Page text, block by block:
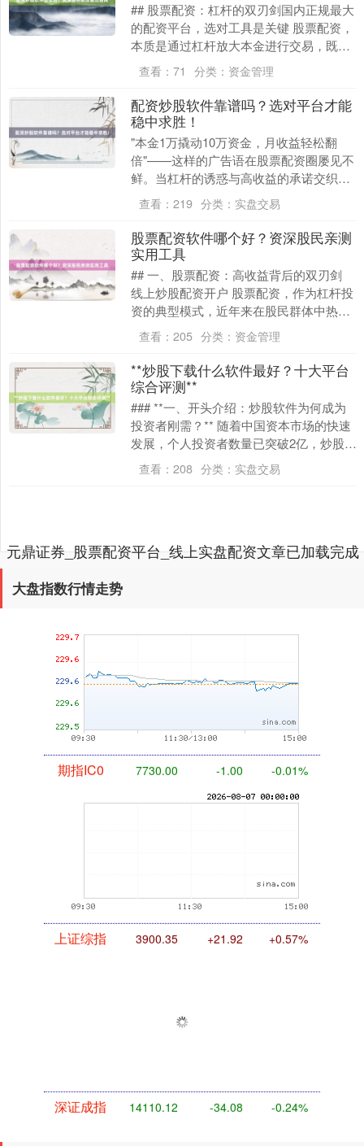
## 股票配资：杠杆的双刃剑国内正规最大
的配资平台，选对工具是关键 股票配资，
本质是通过杠杆放大本金进行交易，既能
放大收益，也可能加速亏损。2023年A股
市场日....
查看： 71 分类： 资金管理
配资炒股软件靠谱吗？选对平台才能
稳中求胜！
"本金1万撬动10万资金，月收益轻松翻
倍"——这样的广告语在股票配资圈屡见不
鲜。当杠杆的诱惑与高收益的承诺交织，
许多投资者既心动又忐忑：股票配资究竟
是财富加速器....
查看： 219 分类： 实盘交易
股票配资软件哪个好？资深股民亲测
实用工具
## 一、股票配资：高收益背后的双刃剑
线上炒股配资开户 股票配资，作为杠杆投
资的典型模式，近年来在股民群体中热度
持续攀升。其核心逻辑是通过借贷资金放
大投资本金....
查看： 205 分类： 资金管理
**炒股下载什么软件最好？十大平台
综合评测**
### **一、开头介绍：炒股软件为何成为
投资者刚需？** 随着中国资本市场的快速
发展，个人投资者数量已突破2亿，炒股软
件已成为股民日常交易、资讯获取和投资
决策....
查看： 208 分类： 实盘交易
元鼎证券_股票配资平台_线上实盘配资文章已加载完成
大盘指数行情走势
1122.88
创业板指 3515.56 -19.58 -0.55%
-1.00 -0.01%